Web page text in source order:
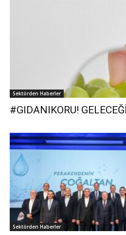
Sektörden Haberler
#GIDANIKORU!
Sektörden Haberler